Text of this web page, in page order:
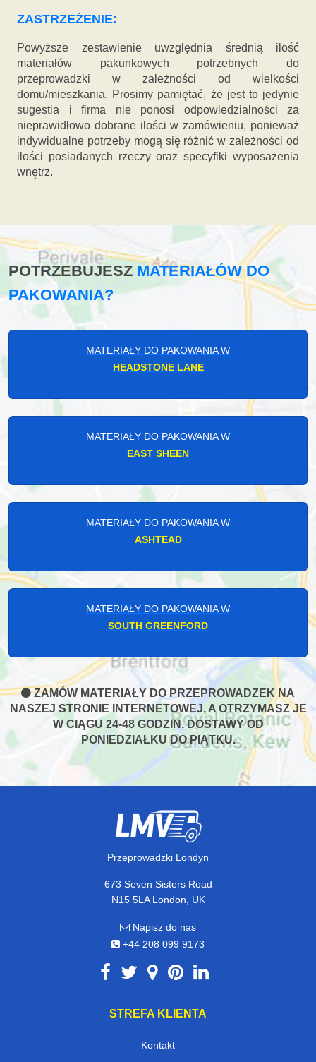
ZASTRZEŻENIE:
Powyższe zestawienie uwzględnia średnią ilość
materiałów pakunkowych potrzebnych do
przeprowadzki w zależności od wielkości
domu/mieszkania. Prosimy pamiętać, że jest to jedynie
sugestia i firma nie ponosi odpowiedzialności za
nieprawidłowo dobrane ilości w zamówieniu, ponieważ
indywidualne potrzeby mogą się różnić w zależności od
ilości posiadanych rzeczy oraz specyfiki wyposażenia
wnętrz.
POTRZEBUJESZMATERIAŁÓW DO
PAKOWANIA?
MATERIAŁY DO PAKOWANIA W
HEADSTONE LANE
MATERIAŁY DO PAKOWANIA W
EAST SHEEN
MATERIAŁY DO PAKOWANIA W
ASHTEAD
MATERIAŁY DO PAKOWANIA W
SOUTH GREENFORD
ZAMÓW MATERIAŁY DO PRZEPROWADZEK NA
NASZEJ STRONIE INTERNETOWEJ, A OTRZYMASZ JE
W CIĄGU 24-48 GODZIN. DOSTAWY OD
PONIEDZIAŁKU DO PIĄTKU.
Przeprowadzki Londyn
673 Seven Sisters Road
N15 5LA London, UK
Napisz do nas
+44 208 099 9173
STREFA KLIENTA
Kontakt